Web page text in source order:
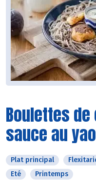
Boulettes
sauce au
Plat principal
Eté
Printemps